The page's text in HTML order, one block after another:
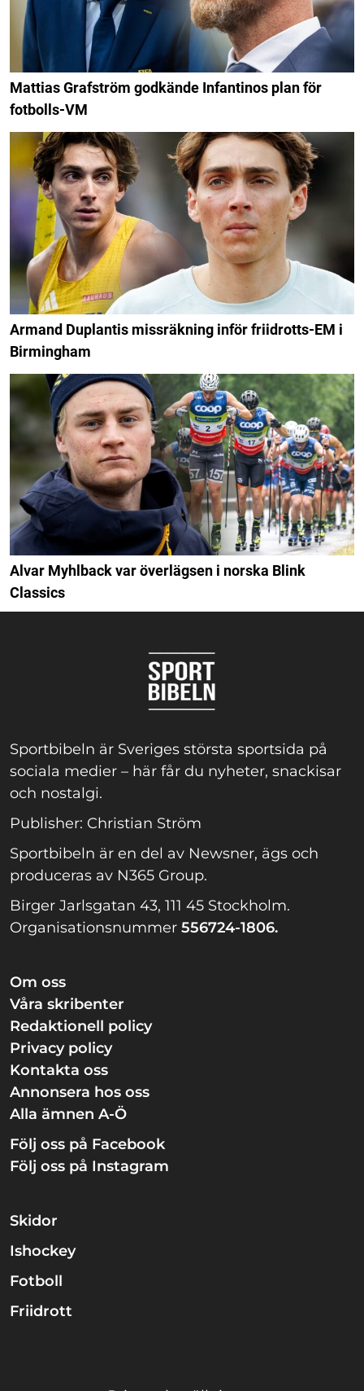
Mattias Grafström godkände Infantinos plan för
fotbolls-VM
Armand Duplantis missräkning inför friidrotts-EM i
Birmingham
Alvar Myhlback var överlägsen i norska Blink
Classics
Sportbibeln är Sveriges största sportsida på
sociala medier – här får du nyheter, snackisar
och nostalgi.
Publisher: Christian Ström
Sportbibeln är en del av Newsner, ägs och
produceras av N365 Group.
Birger Jarlsgatan 43, 111 45 Stockholm.
Organisationsnummer 556724-1806.
Om oss
Våra skribenter
Redaktionell policy
Privacy policy
Kontakta oss
Annonsera hos oss
Alla ämnen A-Ö
Följ oss på Facebook
Följ oss på Instagram
Skidor
Ishockey
Fotboll
Friidrott